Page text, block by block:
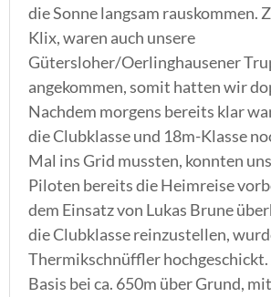
die Sonne langsam rauskommen.
Klix, waren auch unsere
Gütersloher/Oerlinghausener
angekommen, somit hatten wir
Nachdem morgens bereits klar
die Clubklasse und 18m-Klasse
Mal ins Grid mussten, konnten
Piloten bereits die Heimreise
dem Einsatz von Lukas Brune
die Clubklasse reinzustellen,
Thermikschnüffler hochgeschickt.
Basis bei ca. 650m über Grund,